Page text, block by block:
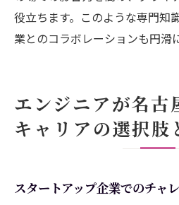
役立ちます。このような専門知
業とのコラボレーションも円滑
エンジニアが名古
キャリアの選択肢
スタートアップ企業でのチャ